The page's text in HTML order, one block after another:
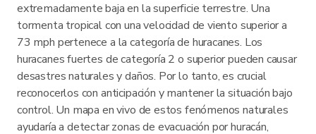
extremadamente baja en la superficie terrestre. Una
tormenta tropical con una velocidad de viento superior a
73 mph pertenece a la categoría de huracanes. Los
huracanes fuertes de categoría 2 o superior pueden causar
desastres naturales y daños. Por lo tanto, es crucial
reconocerlos con anticipación y mantener la situación bajo
control. Un mapa en vivo de estos fenómenos naturales
ayudaría a detectar zonas de evacuación por huracán,